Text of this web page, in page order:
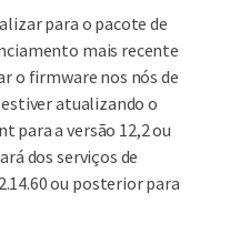
para o pacote de
mais recente
o firmware nos nós de
atualizando o
para a versão 12,2 ou
dos serviços de
ou posterior para